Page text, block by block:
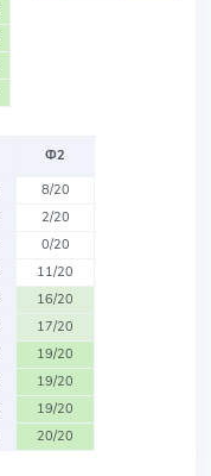
Ф2
8/20
2/20
0/20
11/20
16/20
17/20
19/20
19/20
19/20
20/20